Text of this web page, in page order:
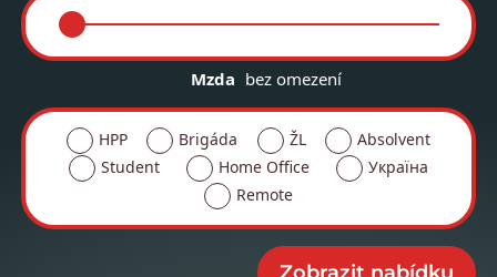
Mzda bez omezení
HPP Brigáda ŽL
Absolvent
Student
Home Office
Україна
Remote